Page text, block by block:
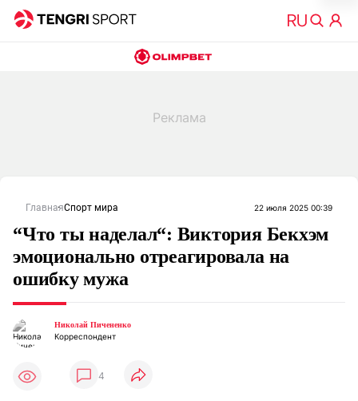
ГлавнаяСпорт мира 22 июля 2025 00:39
“Что ты наделал“: Виктория Бекхэм
эмоционально отреагировала на
ошибку мужа
Николай Пичененко
Корреспондент
4